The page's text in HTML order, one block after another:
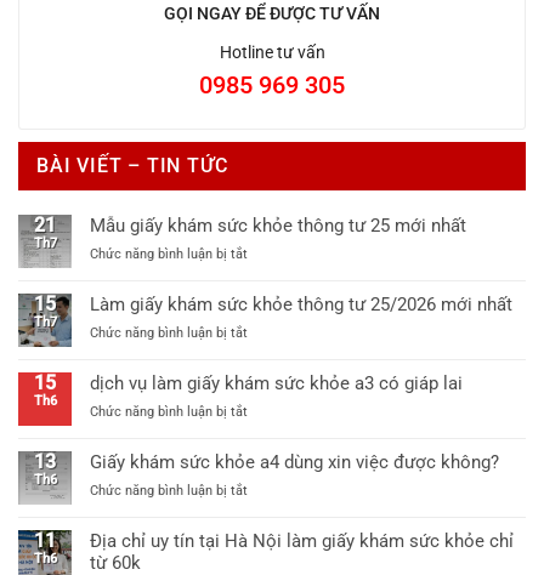
GỌI NGAY ĐỂ ĐƯỢC TƯ VẤN
Hotline tư vấn
0985 969 305
BÀI VIẾT – TIN TỨC
21
Th7
Mẫu giấy khám sức khỏe thông tư 25 mới nhất
Chức năng bình luận bị tắtở
giấy
khám
sức
thông
25
nhất
15
Th7
Làm giấy khám sức khỏe thông tư 25/2026 mới nhất
Chức năng bình luận bị tắtở
khám
sức
thông
25/2026
nhất
15
Th6
dịch vụ làm giấy khám sức khỏe a3 có giáp lai
Chức năng bình luận bị tắtở
làm
giấy
sức
khỏe
13
Th6
Giấy khám sức khỏe a4 dùng xin việc được không?
Chức năng bình luận bị tắtở
sức
11
Th6
Địa chỉ uy tín tại Hà Nội làm giấy khám sức khỏe chỉ
từ 60k